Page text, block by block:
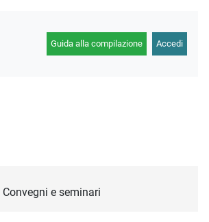
Guida alla compilazione Accedi
Convegni e seminari